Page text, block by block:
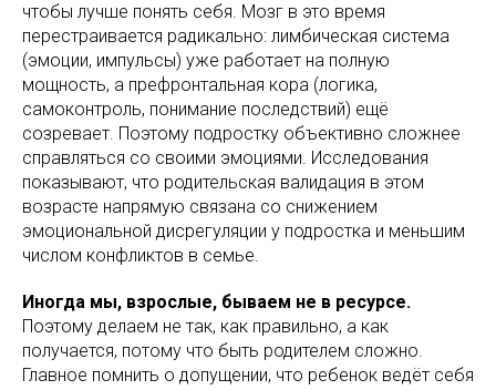
чтобы лучше понять себя. Мозг в это время
перестраивается радикально: лимбическая система
(эмоции, импульсы) уже работает на полную
мощность, а префронтальная кора (логика,
самоконтроль, понимание последствий) ещё
созревает. Поэтому подростку объективно сложнее
справляться со своими эмоциями. Исследования
показывают, что родительская валидация в этом
возрасте напрямую связана со снижением
эмоциональной дисрегуляции у подростка и меньшим
числом конфликтов в семье.
Иногда мы, взрослые, бываем не в ресурсе.
Поэтому делаем не так, как правильно, а как
получается, потому что быть родителем сложно.
Главное помнить о допущении, что ребенок ведёт себя